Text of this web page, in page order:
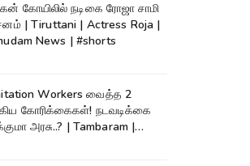
கோயிலில் நடிகை ரோஜா சாமி
| Tiruttani | Actress Roja |
News | #shorts
Workers வைத்த 2
கோரிக்கைகள்! நடவடிக்கை
அரசு..? | Tambaram |